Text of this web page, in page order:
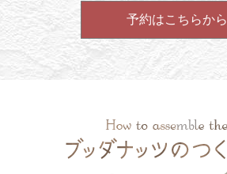
予約はこちらから